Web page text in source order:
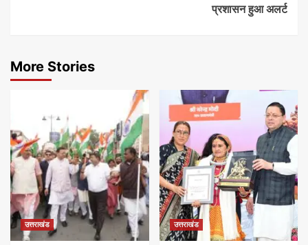
प्रशासन हुआ अलर्ट
More Stories
उत्तराखंड उत्तराखंड